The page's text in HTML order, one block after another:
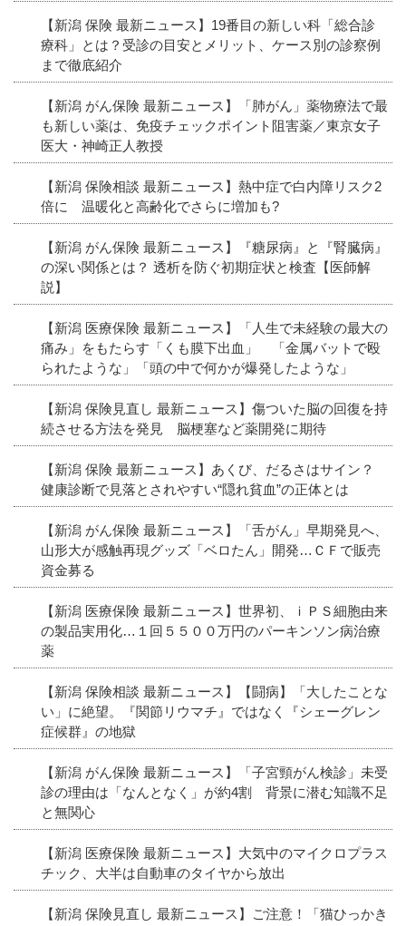
【新潟 保険 最新ニュース】19番目の新しい科「総合診
療科」とは？受診の目安とメリット、ケース別の診察例
まで徹底紹介
【新潟 がん保険 最新ニュース】「肺がん」薬物療法で最
も新しい薬は、免疫チェックポイント阻害薬／東京女子
医大・神崎正人教授
【新潟 保険相談 最新ニュース】熱中症で白内障リスク2
倍に 温暖化と高齢化でさらに増加も?
【新潟 がん保険 最新ニュース】『糖尿病』と『腎臓病』
の深い関係とは？ 透析を防ぐ初期症状と検査【医師解
説】
【新潟 医療保険 最新ニュース】「人生で未経験の最大の
痛み」をもたらす「くも膜下出血」 「金属バットで殴
られたような」「頭の中で何かが爆発したような」
【新潟 保険見直し 最新ニュース】傷ついた脳の回復を持
続させる方法を発見 脳梗塞など薬開発に期待
【新潟 保険 最新ニュース】あくび、だるさはサイン？
健康診断で見落とされやすい“隠れ貧血”の正体とは
【新潟 がん保険 最新ニュース】「舌がん」早期発見へ、
山形大が感触再現グッズ「ベロたん」開発…ＣＦで販売
資金募る
【新潟 医療保険 最新ニュース】世界初、ｉＰＳ細胞由来
の製品実用化…１回５５００万円のパーキンソン病治療
薬
【新潟 保険相談 最新ニュース】【闘病】「大したことな
い」に絶望。『関節リウマチ』ではなく『シェーグレン
症候群』の地獄
【新潟 がん保険 最新ニュース】「子宮頸がん検診」未受
診の理由は「なんとなく」が約4割 背景に潜む知識不足
と無関心
【新潟 医療保険 最新ニュース】大気中のマイクロプラス
チック、大半は自動車のタイヤから放出
【新潟 保険見直し 最新ニュース】ご注意！「猫ひっかき